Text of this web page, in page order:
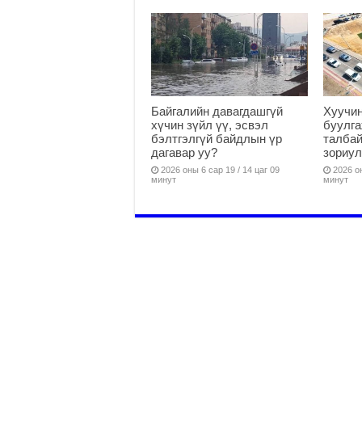
Байгалийн давагдашгүй
хүчин зүйл үү, эсвэл
бэлтгэлгүй байдлын үр
дагавар уу?
2026 оны 6 сар 19 / 14 цаг 09
минут
2026
минут